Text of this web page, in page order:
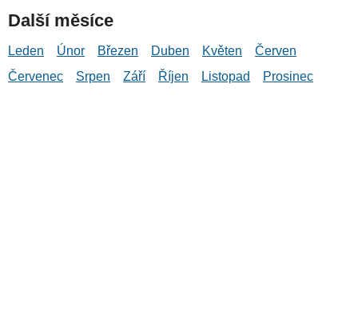
Další měsíce
Leden Únor Březen Duben Květen
Červen
Červenec
Srpen Září Říjen Listopad Prosinec